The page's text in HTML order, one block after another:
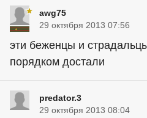
awg75
29 октября 2013 07:56
эти беженцы и
порядком достали
predator.3
29 октября 2013 08:04